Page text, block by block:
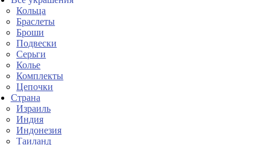
Кольца
Браслеты
Броши
Подвески
Серьги
Колье
Комплекты
Цепочки
Страна
Израиль
Индия
Индонезия
Таиланд